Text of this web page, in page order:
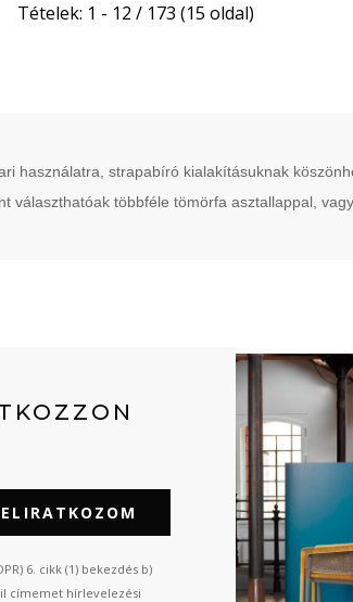
Tételek: 1 - 12 / 173 (15 oldal)
használatra, strapabíró kialakításuknak
választhatóak többféle tömörfa asztallappal,
6. cikk (1) bekezdés b)
címemet hírlevelezési